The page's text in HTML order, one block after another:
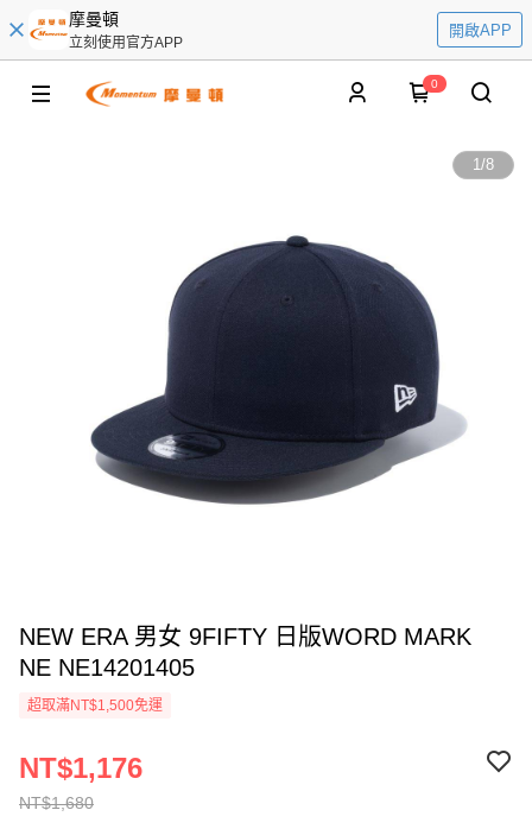
摩曼頓
立刻使用官方APP
開啟APP
0
1/8
NEW ERA 男女 9FIFTY 日版WORD MARK
NE NE14201405
超取滿NT$1,500免運
NT$1,680
NT$1,176